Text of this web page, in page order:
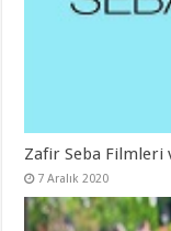
Zafir Seba Filmleri
7 Aralık 2020